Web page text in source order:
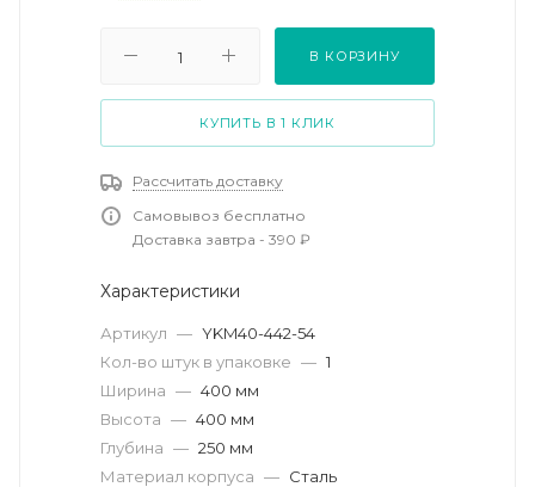
В КОРЗИНУ
КУПИТЬ В 1 КЛИК
Рассчитать доставку
Самовывоз бесплатно
Доставка завтра - 390 ₽
Характеристики
Артикул — YKM40-442-54
Кол-во штук в упаковке — 1
Ширина — 400 мм
Высота — 400 мм
Глубина — 250 мм
Материал корпуса — Сталь